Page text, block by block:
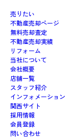
売りたい
不動産売却ページ
無料売却査定
不動産売却実績
リフォーム
当社について
会社概要
店舗一覧
スタッフ紹介
インフォメーション
関西サイト
採用情報
会員登録
問い合わせ